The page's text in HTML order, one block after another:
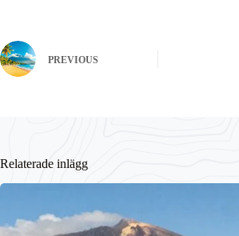
PREVIOUS
Relaterade inlägg